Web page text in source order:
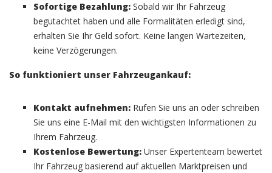
Sofortige Bezahlung: Sobald wir Ihr Fahrzeug
begutachtet haben und alle Formalitäten erledigt sind,
erhalten Sie Ihr Geld sofort. Keine langen Wartezeiten,
keine Verzögerungen.
So funktioniert unser Fahrzeugankauf:
Kontakt aufnehmen: Rufen Sie uns an oder schreiben
Sie uns eine E-Mail mit den wichtigsten Informationen zu
Ihrem Fahrzeug.
Kostenlose Bewertung: Unser Expertenteam bewertet
Ihr Fahrzeug basierend auf aktuellen Marktpreisen und